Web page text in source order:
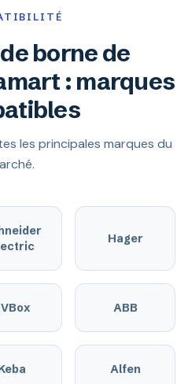
borne de
: marques
les principales marques du
Hager
ABB
Alfen